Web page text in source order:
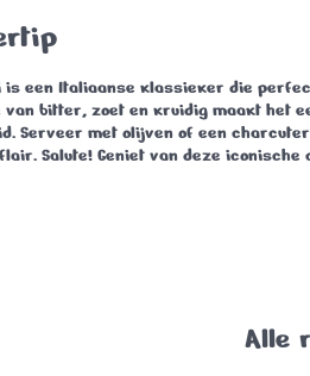
is een Italiaanse klassieker die
van bitter, zoet en kruidig maakt het
Serveer met olijven of een
Salute! Geniet van deze iconische
Alle